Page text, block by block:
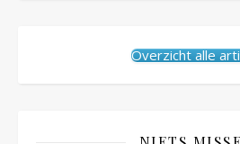
Overzicht alle